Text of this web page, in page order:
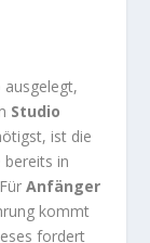
ausgelegt,
Studio
ist die
bereits in
Anfänger
kommt
fordert